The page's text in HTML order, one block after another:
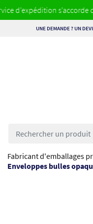
s’accorde
UNE DEMANDE ? UN
Fabricant d'emballages
Enveloppes bulles